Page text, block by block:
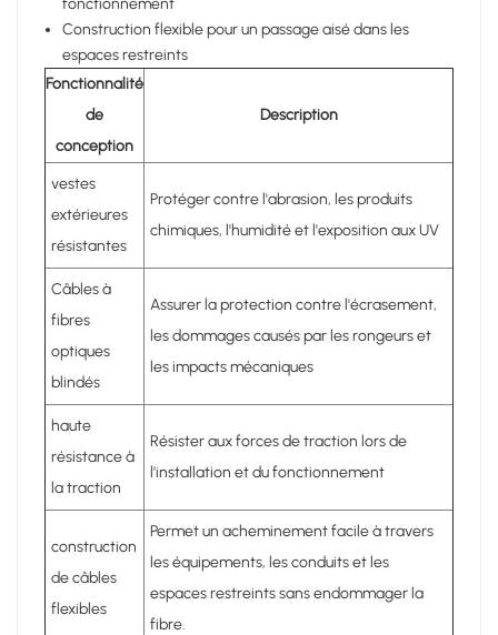
fonctionnement
Construction flexible pour un passage aisé dans les
espaces restreints
Fonctionnalité
de
conception
Description
vestes
extérieures
résistantes
Protéger contre l'abrasion, les produits
chimiques, l'humidité et l'exposition aux UV
Câbles à
fibres
optiques
blindés
Assurer la protection contre l'écrasement,
les dommages causés par les rongeurs et
les impacts mécaniques
haute
résistance à
la traction
Résister aux forces de traction lors de
l'installation et du fonctionnement
construction
de câbles
flexibles
Permet un acheminement facile à travers
les équipements, les conduits et les
espaces restreints sans endommager la
fibre.